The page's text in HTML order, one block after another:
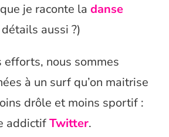
je raconte la danse
aussi ?)
efforts, nous sommes
à un surf qu’on maitrise
drôle et moins sportif :
addictifTwitter.